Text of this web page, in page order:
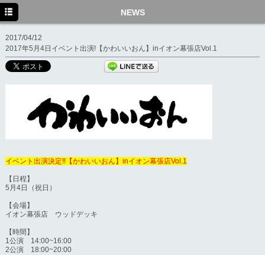
NEWS
2017/04/12
2017年5月4日イベント出演!【かわいいおん】inイオン幕張店Vol.1
イベント出演決定!!【かわいいおん】inイオン幕張店Vol.1
【日程】
5月4日（祝日）
【会場】
イオン幕張店 ウッドデッキ
【時間】
1公演 14:00~16:00
2公演 18:00~20:00
NEWS
DISCO
MOVIE
MEDIA